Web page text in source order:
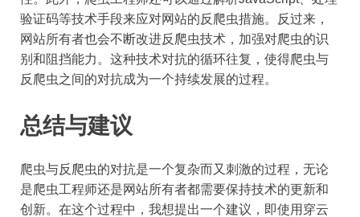
验证码等技术手段来应对网站的反爬虫措施。反过来，
网站所有者也会不断改进反爬虫技术，加强对爬虫的识
别和阻挡能力。这种技术对抗的循环往复，使得爬虫与
反爬虫之间的对抗成为一个持续发展的过程。
总结与建议
爬虫与反爬虫的对抗是一个复杂而又刺激的过程，无论
是爬虫工程师还是网站所有者都需要保持技术的更新和
创新。在这个过程中，我想提出一个建议，即使用穿云